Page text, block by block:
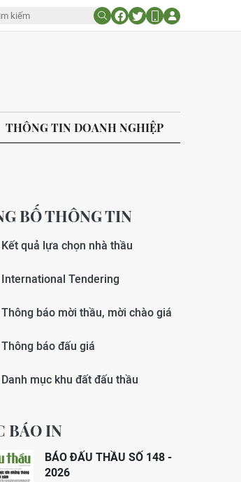
THÔNG TIN DOANH NGHIỆP
BỐ THÔNG TIN
Kết quả lựa chọn nhà thầu
International Tendering
Thông báo mời thầu, mời chào giá
Thông báo đấu giá
Danh mục khu đất đấu thầu
BÁO IN
BÁO ĐẤU THẦU SỐ 148 -
2026